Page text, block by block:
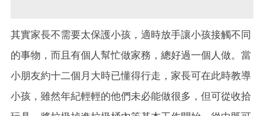
其實家長不需要太保護小孩，適時放手讓小孩接觸不同
的事物，而且有個人幫忙做家務，總好過一個人做。當
小朋友約十二個月大時已懂得行走，家長可在此時教導
小孩，雖然年紀輕輕的他們未必能做很多，但可從收拾